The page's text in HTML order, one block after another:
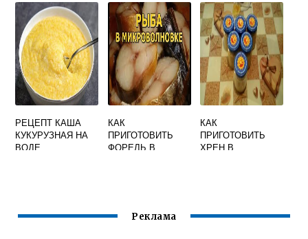
РЕЦЕПТ КАША
КУКУРУЗНАЯ НА
ВОДЕ
КАК
ПРИГОТОВИТЬ
ФОРЕЛЬ В
КАК
ПРИГОТОВИТЬ
ХРЕН В
Реклама